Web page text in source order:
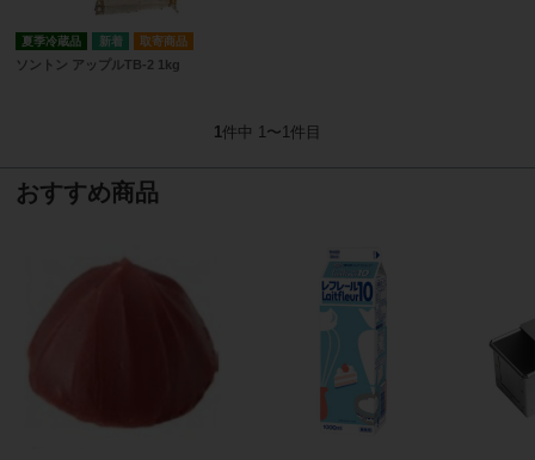
夏季冷蔵品 取寄商品
ソントン アップルTB-2 1kg
1件中 1〜1件目
おすすめ商品